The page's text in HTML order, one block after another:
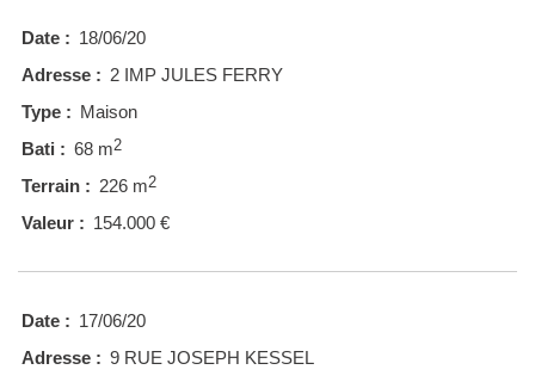
Date : 18/06/20
Adresse : 2 IMP JULES FERRY
Type : Maison
Bati : 68 m2
Terrain : 226 m2
Valeur : 154.000 €
Date : 17/06/20
Adresse : 9 RUE JOSEPH KESSEL